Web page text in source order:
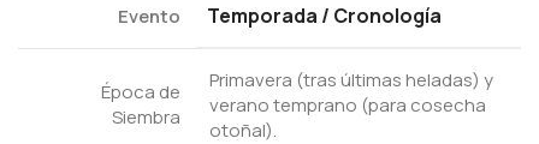
Evento Temporada / Cronología
Época de
Siembra
Primavera (tras últimas heladas) y
verano temprano (para cosecha
otoñal).